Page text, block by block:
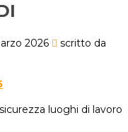
2026
scritto da
luoghi di lavoro